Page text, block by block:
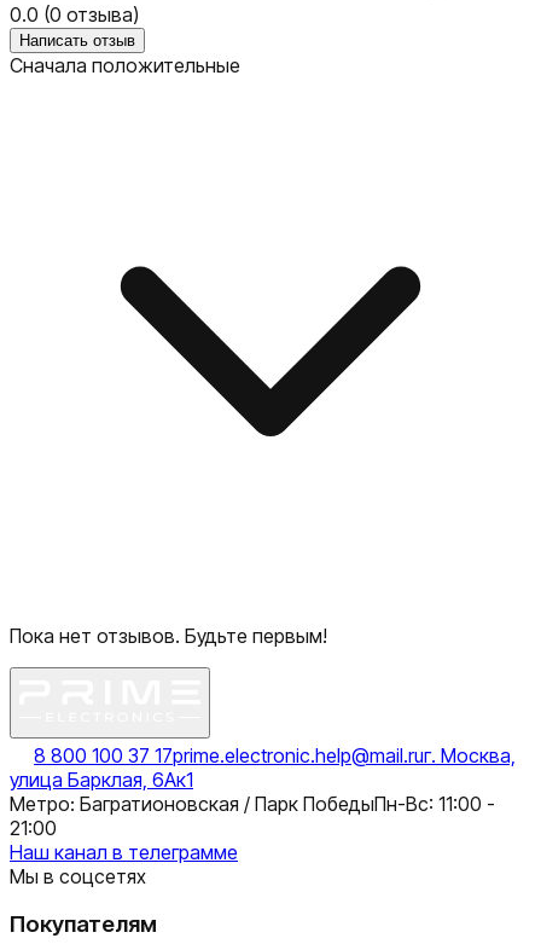
0.0 (0 отзыва)
Написать отзыв
Сначала положительные
Пока нет отзывов. Будьте первым!
8 800 100 37 17prime.electronic.help@mail.ruг. Москва,
улица Барклая, 6Ак1
Метро: Багратионовская / Парк ПобедыПн-Вс: 11:00 -
21:00
Наш канал в телеграмме
Мы в соцсетях
Покупателям